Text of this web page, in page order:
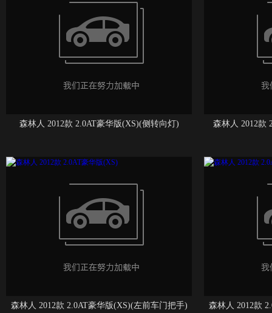
森林人 2012款 2.0AT豪华版(XS)(侧转向灯) 森林人 2012款
森林人 2012款 2.0AT豪华版(XS)(左前车门把手) 森林人 2012款